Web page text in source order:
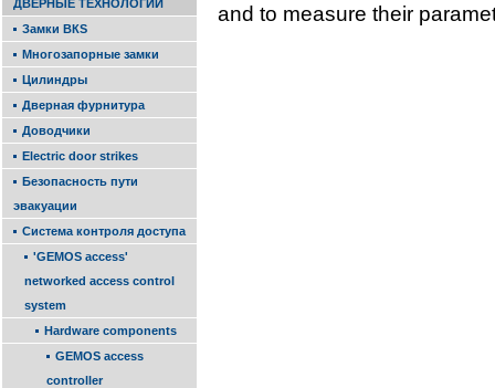
ДВЕРНЫЕ ТЕХНОЛОГИИ
Замки ВКS
Многозапорные замки
Цилиндры
Дверная фурнитура
Доводчики
Electric door strikes
Безопасность пути
эвакуации
Система контроля доступа
'GEMOS access'
networked access con­trol
system
Hardware components
GEMOS access
controller
and to measure their